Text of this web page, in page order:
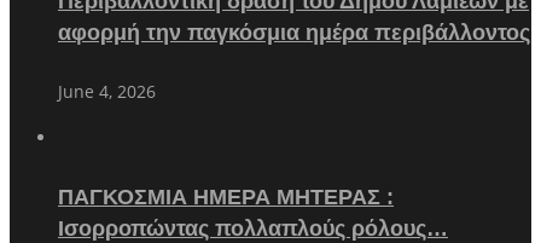
αφορμή την παγκόσμια ημέρα περιβάλλοντος
June 4, 2026
ΠΑΓΚΟΣΜΙΑ ΗΜΕΡΑ ΜΗΤΕΡΑΣ :
Ισορροπώντας πολλαπλούς ρόλους…